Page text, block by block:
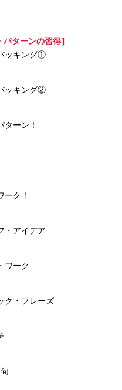
ターンの習得］
ッキング①
ッキング②
ターン！
ーク！
・アイデア
ワーク
ク・フレーズ